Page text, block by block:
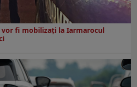
vor fi mobilizați la Iarmarocul